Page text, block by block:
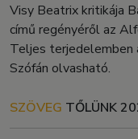
Visy Beatrix kritikája
című regényéről az
Teljes
Szófán olvasható.
SZÖVEG TŐLÜNK